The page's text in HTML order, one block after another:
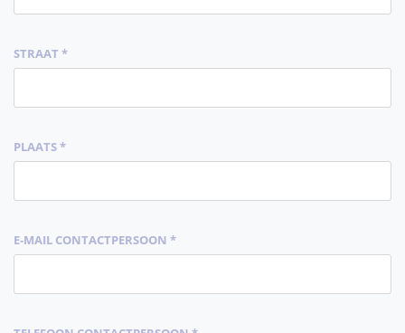
STRAAT *
PLAATS *
E-MAIL CONTACTPERSOON *